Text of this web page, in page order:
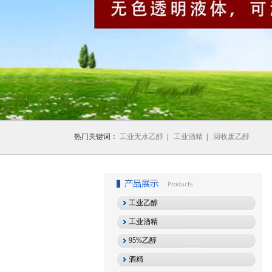
1 2 3
热门关键词： 工业无水乙醇 工业酒精 回收废乙醇
工业乙醇
工业酒精
95%乙醇
酒精